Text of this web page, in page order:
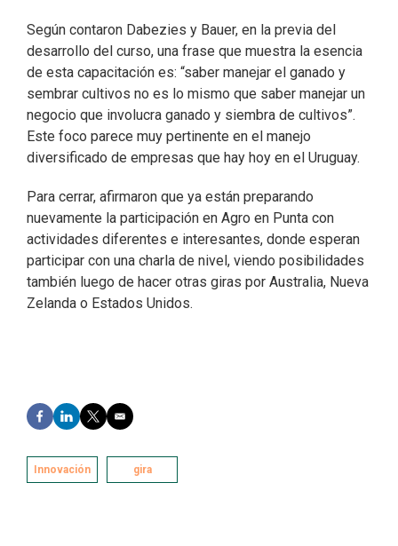
Según contaron Dabezies y Bauer, en la previa del
desarrollo del curso, una frase que muestra la esencia
de esta capacitación es: “saber manejar el ganado y
sembrar cultivos no es lo mismo que saber manejar un
negocio que involucra ganado y siembra de cultivos”.
Este foco parece muy pertinente en el manejo
diversificado de empresas que hay hoy en el Uruguay.
Para cerrar, afirmaron que ya están preparando
nuevamente la participación en Agro en Punta con
actividades diferentes e interesantes, donde esperan
participar con una charla de nivel, viendo posibilidades
también luego de hacer otras giras por Australia, Nueva
Zelanda o Estados Unidos.
F
a
e
b
L
i
k
e
T
w
t
t
E
m
i
l
Innovación gira